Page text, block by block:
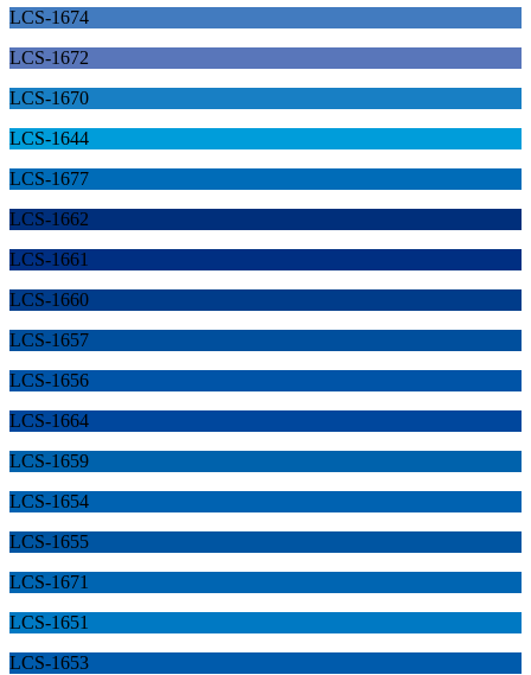
LCS-1674
LCS-1672
LCS-1670
LCS-1644
LCS-1677
LCS-1662
LCS-1661
LCS-1660
LCS-1657
LCS-1656
LCS-1664
LCS-1659
LCS-1654
LCS-1655
LCS-1671
LCS-1651
LCS-1653